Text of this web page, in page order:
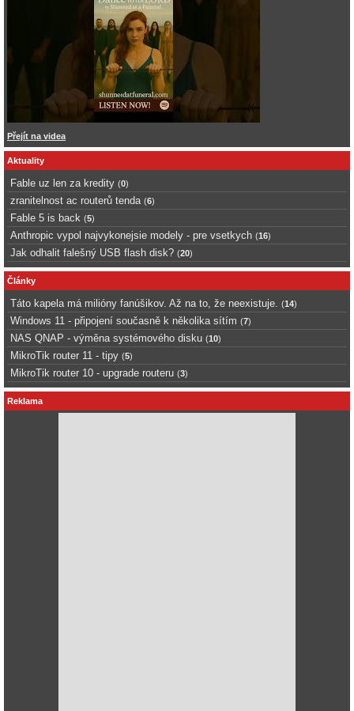
Přejít na videa
Aktuality
Fable uz len za kredity (0)
zranitelnost ac routerů tenda (6)
Fable 5 is back (5)
Anthropic vypol najvykonejsie modely - pre vsetkych (16)
Jak odhalit falešný USB flash disk? (20)
Články
Táto kapela má milióny fanúšikov. Až na to, že neexistuje. (14)
Windows 11 - připojení současně k několika sítím (7)
NAS QNAP - výměna systémového disku (10)
MikroTik router 11 - tipy (5)
MikroTik router 10 - upgrade routeru (3)
Reklama